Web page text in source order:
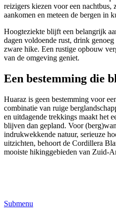
reizigers kiezen voor een nachtbus,
aankomen en meteen de bergen in
Hoogteziekte blijft een belangrijk
dagen voldoende rust, drink
zware hike. Een rustige opbouw
van de omgeving geniet.
Een bestemming die
Huaraz is geen bestemming voor
combinatie van ruige
en uitdagende trekkings maakt het
blijven dan gepland. Voor
indrukwekkende natuur, serieuze
uitzichten, behoort de Cordillera
mooiste hikinggebieden van Zuid-
Submenu